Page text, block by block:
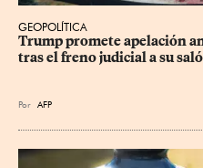
GEOPOLÍTICA
Trump promete apelación
tras el freno judicial a su
Por AFP